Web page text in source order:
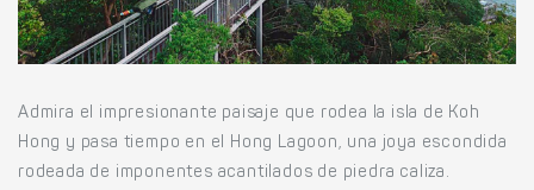
Admira el impresionante paisaje que rodea la isla de Koh
Hong y pasa tiempo en el Hong Lagoon, una joya escondida
rodeada de imponentes acantilados de piedra caliza.